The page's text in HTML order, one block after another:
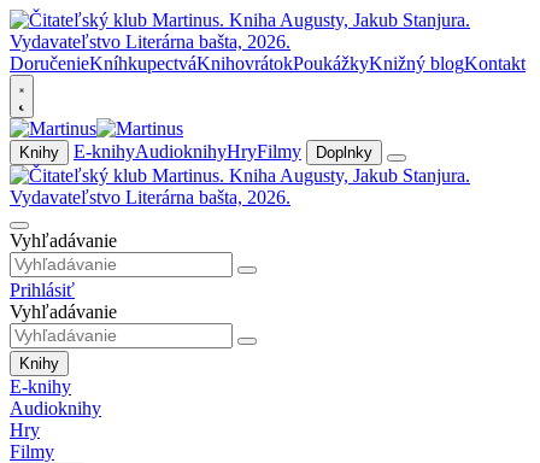
DoručenieKníhkupectváKnihovrátokPoukážkyKnižný blogKontakt
Knihy E-knihyAudioknihyHryFilmy Doplnky
Vyhľadávanie
Prihlásiť
Vyhľadávanie
Knihy
E-knihy
Audioknihy
Hry
Filmy